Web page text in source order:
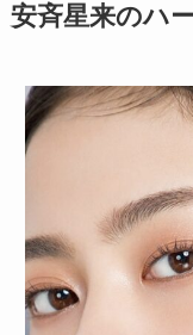
安斉星来のハ